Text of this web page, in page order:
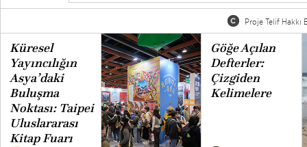
Proje Telif Hakkı
Küresel
Yayıncılığın
Asya’daki
Buluşma
Noktası: Taipei
Uluslararası
Kitap Fuarı
Göğe Açılan
Defterler:
Çizgiden
Kelimelere